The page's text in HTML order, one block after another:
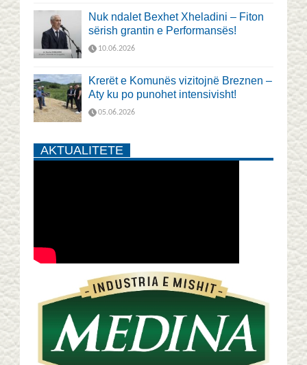
Nuk ndalet Bexhet Xheladini – Fiton
sërish grantin e Performansës!
10.06.2026
Krerët e Komunës vizitojnë Breznen –
Aty ku po punohet intensivisht!
05.06.2026
AKTUALITETE